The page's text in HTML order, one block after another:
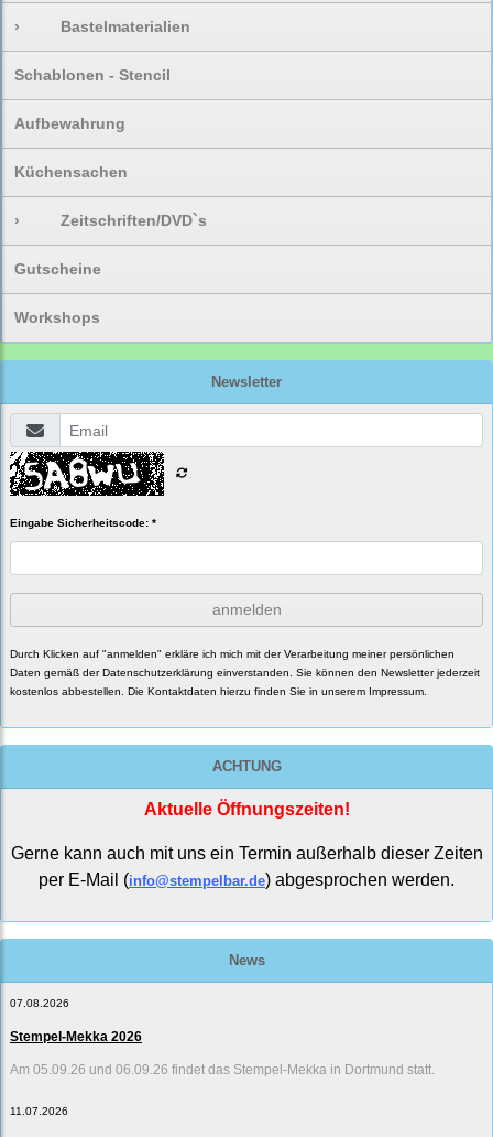
› Bastelmaterialien
Schablonen - Stencil
Aufbewahrung
Küchensachen
› Zeitschriften/DVD`s
Gutscheine
Workshops
Newsletter
Eingabe Sicherheitscode: *
anmelden
Durch Klicken auf "anmelden" erkläre ich mich mit der Verarbeitung meiner persönlichen
Daten gemäß derDatenschutzerklärung einverstanden. Sie können den Newsletter jederzeit
kostenlos abbestellen. Die Kontaktdaten hierzu finden Sie in unserem Impressum.
ACHTUNG
Aktuelle Öffnungszeiten!
Gerne kann auch mit uns ein Termin außerhalb dieser Zeiten
per E-Mail (info@stempelbar.de) abgesprochen werden.
News
07.08.2026
Stempel-Mekka 2026
Am 05.09.26 und 06.09.26 findet das Stempel-Mekka in Dortmund statt.
11.07.2026